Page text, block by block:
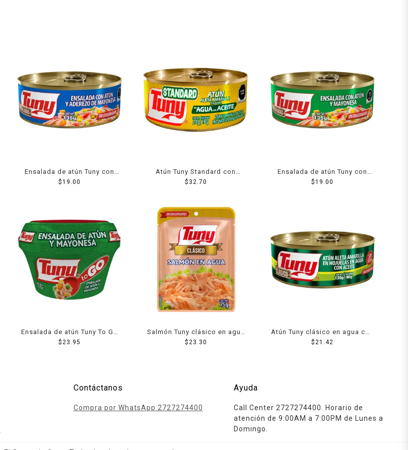
Ensalada de atún Tuny con
aderezo de mayonesa 135 g
$19.00
Atún Tuny Standard con
proteína de soya en agua con
$ 32.70
Ensalada de atún Tuny con
mayonesa 135 g
$19.00
Ensalada de atún Tuny To Go
clásica con mayonesa 135 g
$ 23.95
Salmón Tuny clásico en agua
75 g
$ 23.30
Atún Tuny clásico en agua con
aceite 130 g
$ 21.42
Contáctanos
Compra por WhatsApp 2727274400
Ayuda
Call Center 2727274400. Horario de
atención de 9:00AM a 7:00PM de Lunes a
Domingo.